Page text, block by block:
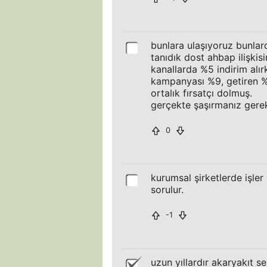
bunlara ulaşıyoruz
tanıdık dost ahbap
kanallarda %5 indirim
kampanyası %9, getiren
ortalık fırsatçı dolmuş.
gerçekte şaşırmanız
0
kurumsal şirketlerde işler
sorulur.
-1
uzun yıllardır akaryakıt